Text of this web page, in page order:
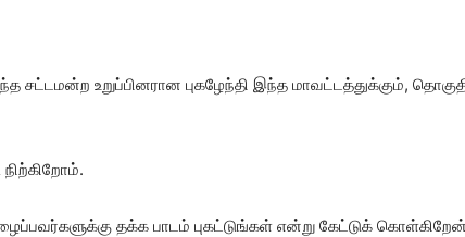
உறுப்பினரான புகழேந்தி இந்த மாவட்டத்துக்கும்,
தக்க பாடம் புகட்டுங்கள் என்று கேட்டுக்